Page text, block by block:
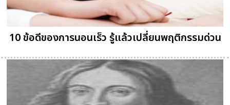
10 ข้อดีของการนอนเร็ว รู้แล้วเปลี่ยนพฤติกรรมด่วน